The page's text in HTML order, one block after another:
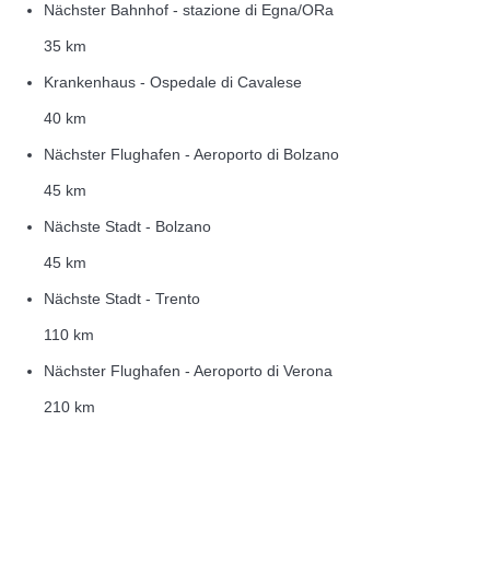
Nächster Bahnhof - stazione di Egna/ORa
35 km
Krankenhaus - Ospedale di Cavalese
40 km
Nächster Flughafen - Aeroporto di Bolzano
45 km
Nächste Stadt - Bolzano
45 km
Nächste Stadt - Trento
110 km
Nächster Flughafen - Aeroporto di Verona
210 km